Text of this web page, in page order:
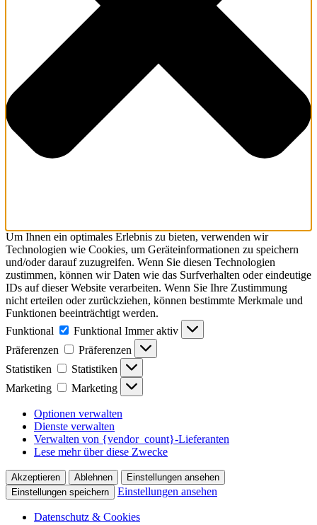
Um Ihnen ein optimales Erlebnis zu bieten, verwenden wir
Technologien wie Cookies, um Geräteinformationen zu speichern
und/oder darauf zuzugreifen. Wenn Sie diesen Technologien
zustimmen, können wir Daten wie das Surfverhalten oder eindeutige
IDs auf dieser Website verarbeiten. Wenn Sie Ihre Zustimmung
nicht erteilen oder zurückziehen, können bestimmte Merkmale und
Funktionen beeinträchtigt werden.
Funktional
Funktional Immer aktiv
Präferenzen
Präferenzen
Statistiken
Statistiken
Marketing
Marketing
Optionen verwalten
Dienste verwalten
Verwalten von {vendor_count}-Lieferanten
Lese mehr über diese Zwecke
Akzeptieren Ablehnen
Einstellungen ansehen
Einstellungen speichern
Einstellungen ansehen
Datenschutz & Cookies